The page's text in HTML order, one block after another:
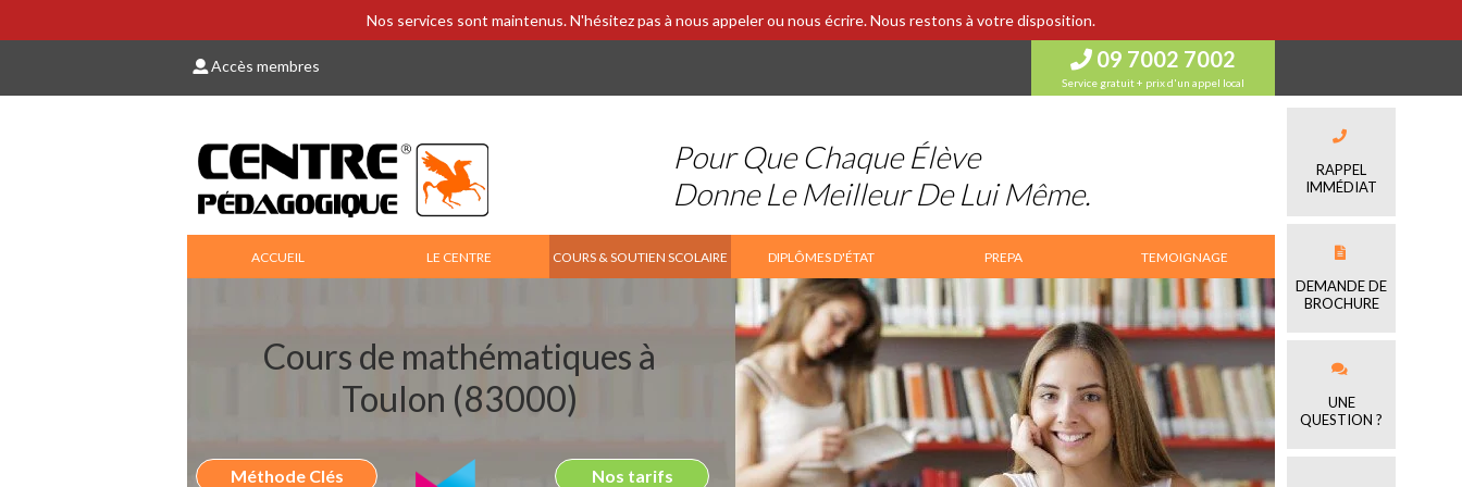
Nos services sont maintenus. N'hésitez pas à nous appeler ou nous écrire. Nous restons à votre disposition.
Accès membres 09 7002 7002
Service gratuit + prix d'un appel local
Pour Que Chaque Élève
Donne Le Meilleur De Lui Même.
ACCUEIL LE CENTRE COURS & SOUTIEN SCOLAIRE DIPLÔMES D'ÉTAT PREPA TEMOIGNAGE
RAPPEL
IMMÉDIAT
DEMANDE DE
BROCHURE
UNE
QUESTION ?
Cours de mathématiques à
Toulon (83000)
Méthode Clés Nos tarifs